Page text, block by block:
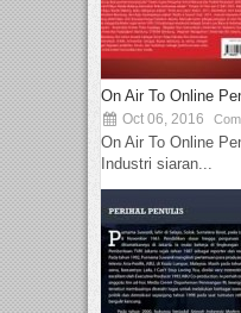
On Air To Online
Oct 06, 2016
On Air To Online
Industri siaran...